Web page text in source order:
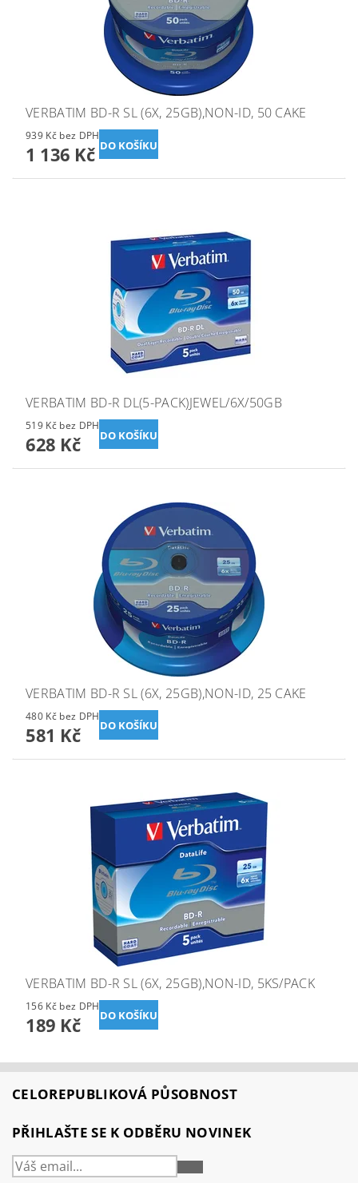
VERBATIM BD-R SL (6X, 25GB),NON-ID, 50 CAKE
939 Kč bez DPH
1 136 Kč
VERBATIM BD-R DL(5-PACK)JEWEL/6X/50GB
519 Kč bez DPH
628 Kč
VERBATIM BD-R SL (6X, 25GB),NON-ID, 25 CAKE
480 Kč bez DPH
581 Kč
VERBATIM BD-R SL (6X, 25GB),NON-ID, 5KS/PACK
156 Kč bez DPH
189 Kč
CELOREPUBLIKOVÁ PŮSOBNOST
PŘIHLAŠTE SE K ODBĚRU NOVINEK
PŘIHLÁSIT